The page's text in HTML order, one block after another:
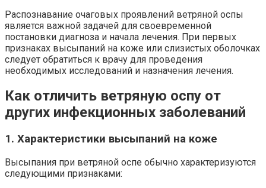
Распознавание очаговых проявлений ветряной оспы
является важной задачей для своевременной
постановки диагноза и начала лечения. При первых
признаках высыпаний на коже или слизистых оболочках
следует обратиться к врачу для проведения
необходимых исследований и назначения лечения.
Как отличить ветряную оспу от
других инфекционных заболеваний
1. Характеристики высыпаний на коже
Высыпания при ветряной оспе обычно характеризуются
следующими признаками: